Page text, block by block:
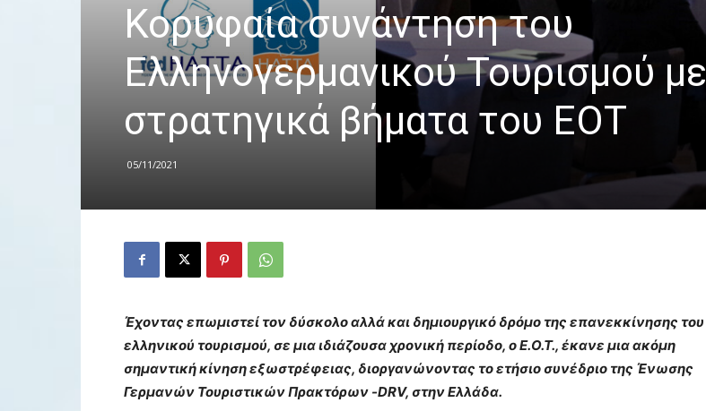
Κορυφαία συνάντηση του
Ελληνογερμανικού Τουρισμού με
στρατηγικά βήματα του ΕΟΤ
05/11/2021
Έχοντας επωμιστεί τον δύσκολο αλλά και δημιουργικό δρόμο της επανεκκίνησης του
ελληνικού τουρισμού, σε μια ιδιάζουσα χρονική περίοδο, ο Ε.Ο.Τ., έκανε μια ακόμη
σημαντική κίνηση εξωστρέφειας, διοργανώνοντας το ετήσιο συνέδριο της Ένωσης
Γερμανών Τουριστικών Πρακτόρων -DRV, στην Ελλάδα.